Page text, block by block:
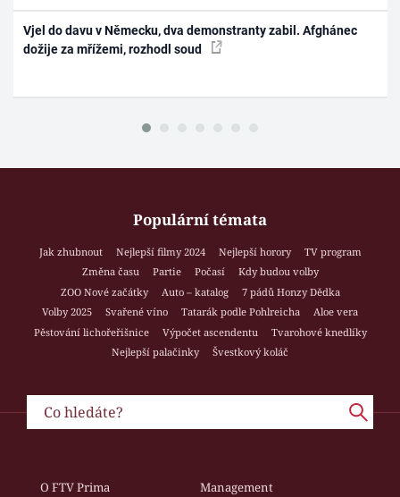
Vjel do davu v Německu, dva demonstranty zabil. Afghánec
dožije za mřížemi, rozhodl soud
Populární témata
Jak zhubnout Nejlepší filmy 2024 Nejlepší horory
TV program
Změna času
Partie Počasí
Kdy budou volby
ZOO Nové začátky
Auto – katalog
7 pádů Honzy Dědka
Volby 2025
Svařené víno Tatarák podle Pohlreicha
Aloe vera
Pěstování lichořeřišnice
Výpočet ascendentu
Tvarohové knedlíky
Nejlepší palačinky
Švestkový koláč
O FTV Prima
Management